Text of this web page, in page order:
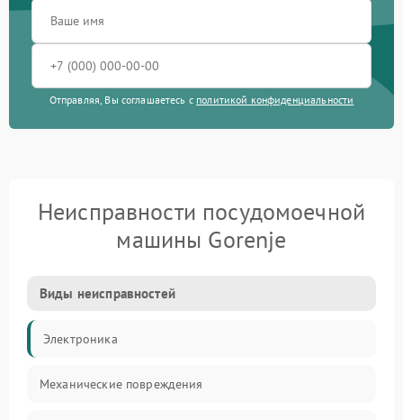
Отправляя, Вы соглашаетесь с политикой конфиденциальности
Неисправности посудомоечной
машины Gorenje
Виды неисправностей
Электроника
Механические повреждения